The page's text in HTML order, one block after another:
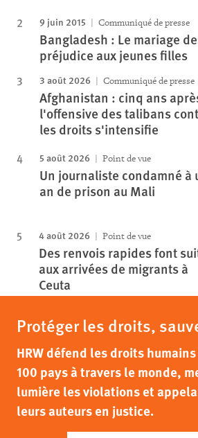
9 juin 2015 Communiqué de presse
Bangladesh : Le mariage
préjudice aux jeunes filles
3 août 2026 Communiqué de presse
Afghanistan : cinq ans
l'offensive des talibans
les droits s'intensifie
5 août 2026 Point de vue
Un journaliste condamné à
an de prison au Mali
4 août 2026 Point de vue
Des renvois rapides font
aux arrivées de migrants à
Ceuta
Protéger les droits,
HRW défend les droits
100 pays à travers le monde,
lumière les violations et
leurs auteurs en justice.